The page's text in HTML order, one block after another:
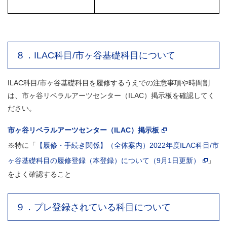
８．ILAC科目/市ヶ谷基礎科目について
ILAC科目/市ヶ谷基礎科目を履修するうえでの注意事項や時間割
は、市ヶ谷リベラルアーツセンター（ILAC）掲示板を確認してく
ださい。
市ヶ谷リベラルアーツセンター（ILAC）掲示板
※特に「
【履修・手続き関係】（全体案内）2022年度ILAC科目/市
ヶ谷基礎科目の履修登録（本登録）について（9月1日更新）
」
をよく確認すること
９．プレ登録されている科目について